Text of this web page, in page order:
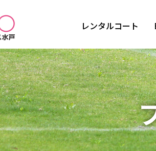
レンタルコート